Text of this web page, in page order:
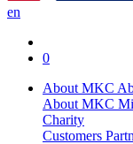
en
0
About MKC
About MKC
Charity
Customers